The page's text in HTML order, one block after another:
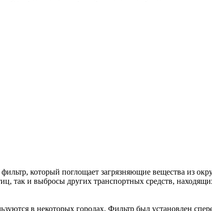
который поглощает загрязняющие вещества из
так и выбросы других транспортных средств,
в некоторых городах. Фильтр был установлен